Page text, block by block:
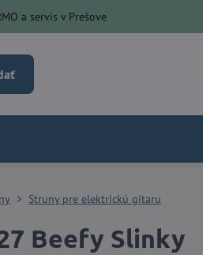
a servis v Prešove
Struny pre elektrickú gitaru
Beefy Slinky